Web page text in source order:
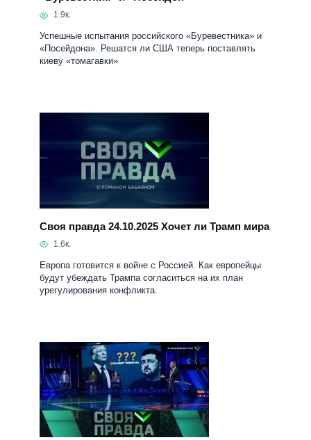
1.9к.
Успешные испытания российского «Буревестника» и
«Посейдона». Решатся ли США теперь поставлять
киеву «томагавки»
Своя правда 24.10.2025 Хочет ли Трамп мира
1.6к.
Европа готовится к войне с Россией. Как европейцы
будут убеждать Трампа согласиться на их план
урегулирования конфликта.